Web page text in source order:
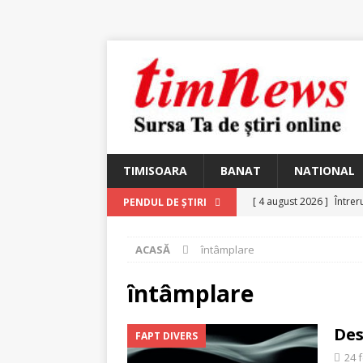
TIMISOARA BANAT NATIONAL
PENDUL DE ȘTIRI [ 4 august 2026 ]
25 martie 1926 – fugit
Ungureanu,
ACASĂ întâmplare
întâmplare
FAPT DIVERS
24